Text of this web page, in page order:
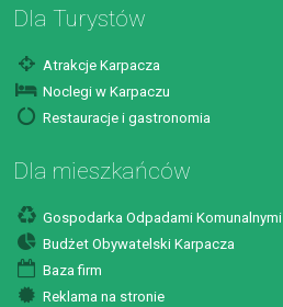
Dla Turystów
Atrakcje Karpacza
Noclegi w Karpaczu
Restauracje i gastronomia
Dla mieszkańców
Gospodarka Odpadami Komunalnymi
Budżet Obywatelski Karpacza
Baza firm
Reklama na stronie